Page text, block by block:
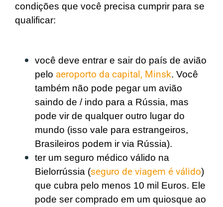
condições que você precisa cumprir para se
qualificar:
você deve entrar e sair do país de avião
pelo aeroporto da capital, Minsk. Você
também não pode pegar um avião
saindo de / indo para a Rússia, mas
pode vir de qualquer outro lugar do
mundo (isso vale para estrangeiros,
Brasileiros podem ir via Rússia).
ter um seguro médico válido na
Bielorrússia (seguro de viagem é válido)
que cubra pelo menos 10 mil Euros. Ele
pode ser comprado em um quiosque ao